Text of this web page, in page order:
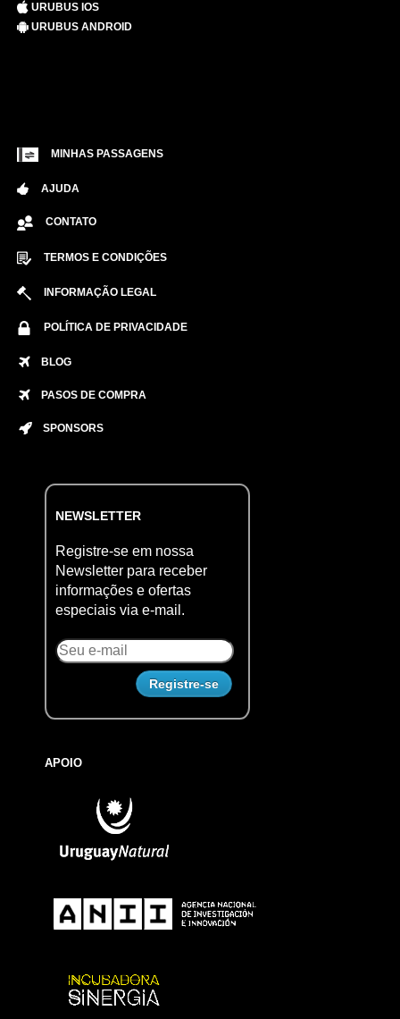
URUBUS IOS
URUBUS ANDROID
MINHAS PASSAGENS
AJUDA
CONTATO
TERMOS E CONDIÇÕES
INFORMAÇÃO LEGAL
POLÍTICA DE PRIVACIDADE
BLOG
PASOS DE COMPRA
SPONSORS
NEWSLETTER
Registre-se em nossa
Newsletter para receber
informações e ofertas
especiais via e-mail.
APOIO